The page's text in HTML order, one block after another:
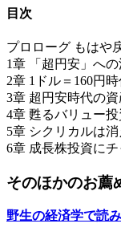
目次
プロローグ もはや
1章 「超円安」へ
2章 1ドル＝160円
3章 超円安時代の資
4章 甦るバリュー投
5章 シクリカルは
6章 成長株投資にチ
そのほかのお薦
野生の経済学で読